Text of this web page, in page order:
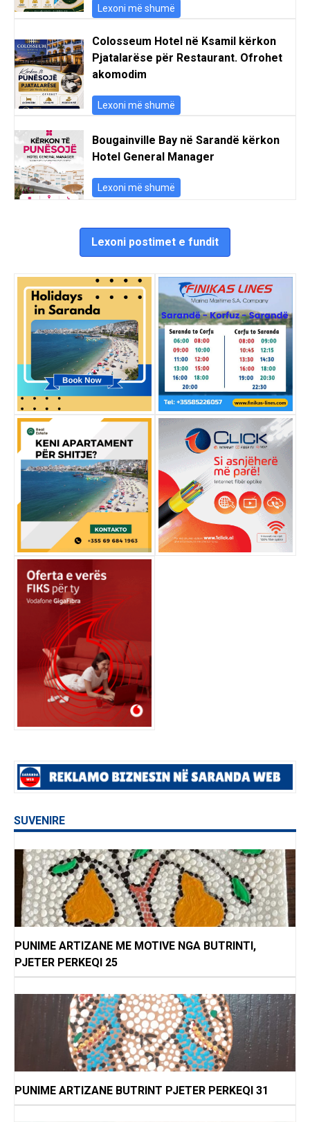
Lexoni më shumë
Colosseum Hotel në Ksamil kërkon
Pjatalarëse për Restaurant. Ofrohet
akomodim
Lexoni më shumë
Bougainville Bay në Sarandë kërkon
Hotel General Manager
Lexoni më shumë
Lexoni postimet e fundit
SUVENIRE
PUNIME ARTIZANE ME MOTIVE NGA BUTRINTI,
PJETER PERKEQI 25
PUNIME ARTIZANE BUTRINT PJETER PERKEQI 31